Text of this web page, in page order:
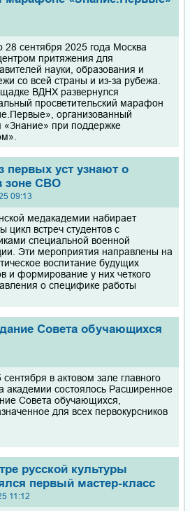
28 сентября 2025 года Москва
притяжения для
науки, образования и
со всей страны и из-за рубежа.
ВДНХ развернулся
просветительский марафон
организованный
«Знание» при поддержке
уст узнают о
зоне СВО
09:13
медакадемии набирает
цикл встреч студентов с
специальной военной
Эти мероприятия направлены на
воспитание будущих
и формирование у них четкого
о специфике работы
Совета обучающихся
в актовом зале главного
академии состоялось Расширенное
Совета обучающихся,
для всех первокурсников
русской культуры
первый мастер-класс
11:12